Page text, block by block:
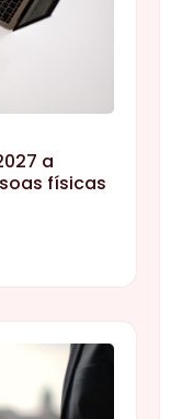
a
físicas